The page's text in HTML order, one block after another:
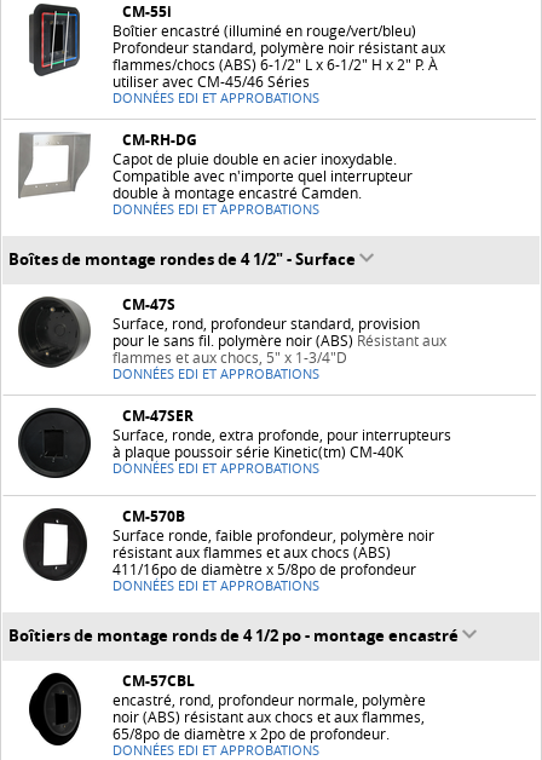
CM-55i
Boîtier encastré (illuminé en rouge/vert/bleu)
Profondeur standard, polymère noir résistant aux
flammes/chocs (ABS) 6-1/2" L x 6-1/2" H x 2" P. À
utiliser avec CM-45/46 Séries
DONNÉES EDI ET APPROBATIONS
CM-RH-DG
Capot de pluie double en acier inoxydable.
Compatible avec n'importe quel interrupteur
double à montage encastré Camden.
DONNÉES EDI ET APPROBATIONS
Boîtes de montage rondes de 4 1/2" - Surface
CM-47S
Surface, rond, profondeur standard, provision
pour le sans fil. polymère noir (ABS) Résistant aux
flammes et aux chocs, 5" x 1-3/4"D
DONNÉES EDI ET APPROBATIONS
CM-47SER
Surface, ronde, extra profonde, pour interrupteurs
à plaque poussoir série Kinetic(tm) CM-40K
DONNÉES EDI ET APPROBATIONS
CM-570B
Surface ronde, faible profondeur, polymère noir
résistant aux flammes et aux chocs (ABS)
411/16po de diamètre x 5/8po de profondeur
DONNÉES EDI ET APPROBATIONS
Boîtiers de montage ronds de 4 1/2 po - montage encastré
CM-57CBL
encastré, rond, profondeur normale, polymère
noir (ABS) résistant aux chocs et aux flammes,
65/8po de diamètre x 2po de profondeur.
DONNÉES EDI ET APPROBATIONS